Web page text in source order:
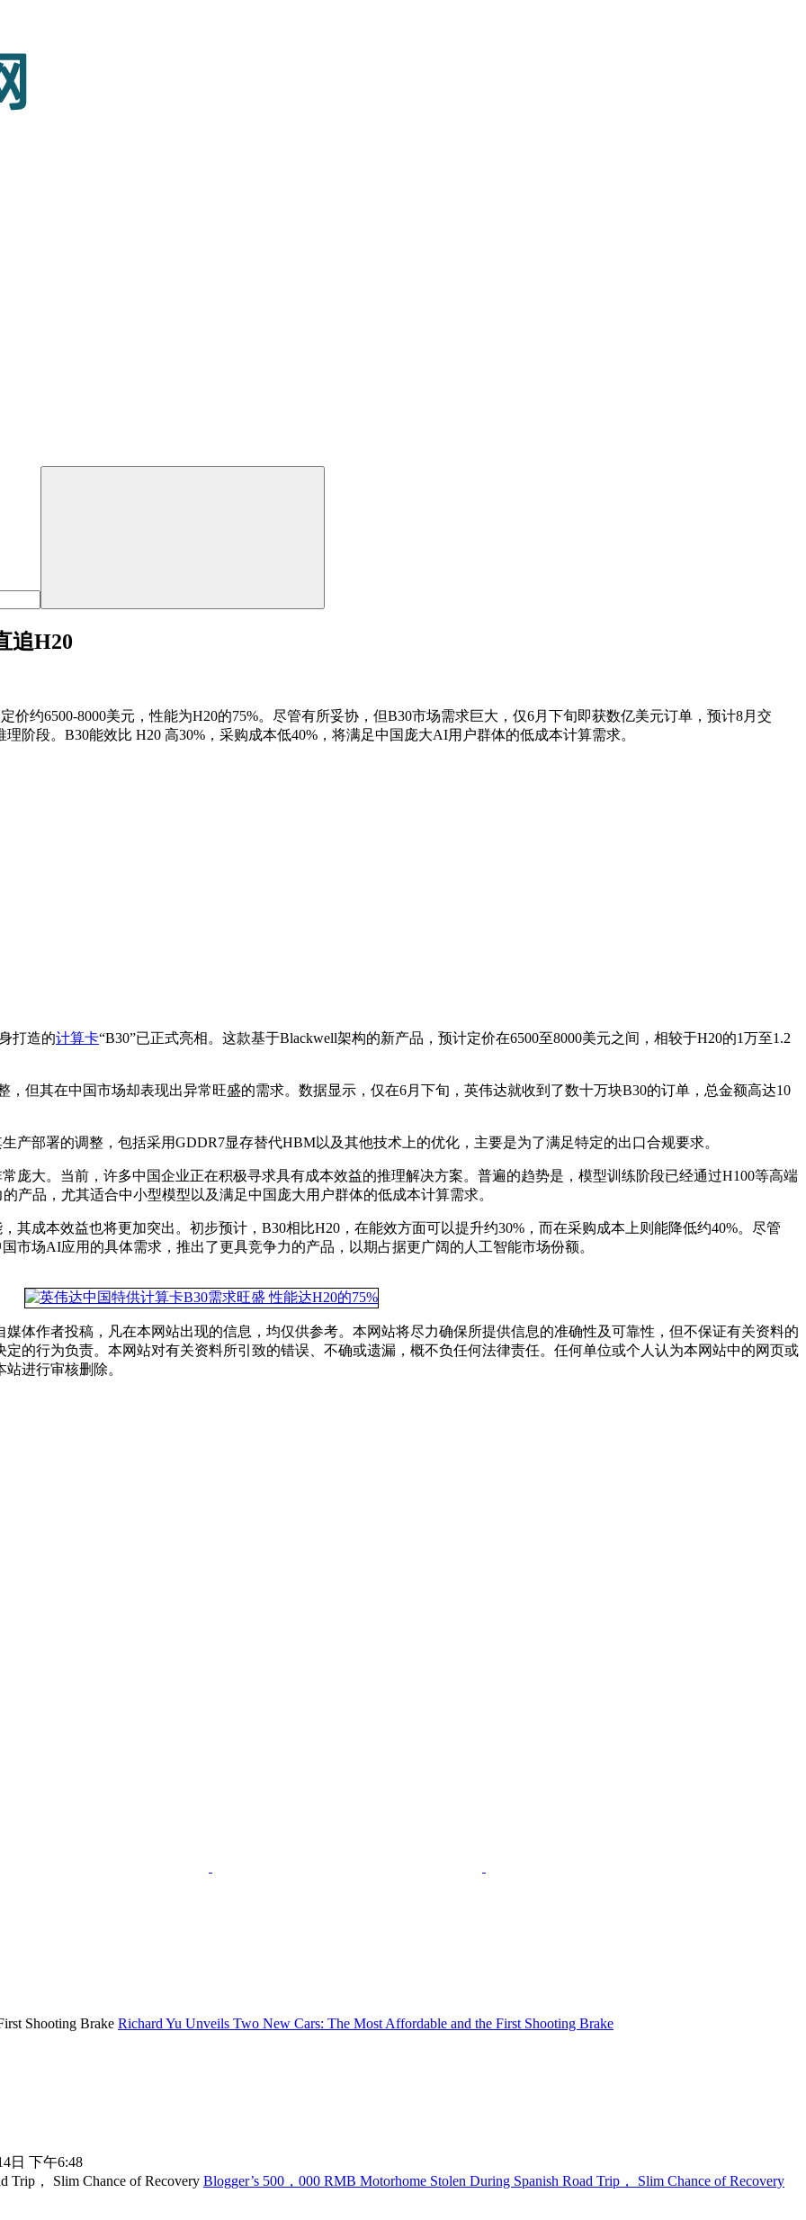
追H20
价约6500-8000美元，性能为H20的75%。尽管有所妥协，但B30市场需求巨大，仅6月下旬即获数亿美元订单，预计8月交
阶段。B30能效比 H20 高30%，采购成本低40%，将满足中国庞大AI用户群体的低成本计算需求。
打造的计算卡“B30”已正式亮相。这款基于Blackwell架构的新产品，预计定价在6500至8000美元之间，相较于H20的1万至1.2
，但其在中国市场却表现出异常旺盛的需求。数据显示，仅在6月下旬，英伟达就收到了数十万块B30的订单，总金额高达10
产部署的调整，包括采用GDDR7显存替代HBM以及其他技术上的优化，主要是为了满足特定的出口合规要求。
庞大。当前，许多中国企业正在积极寻求具有成本效益的推理解决方案。普遍的趋势是，模型训练阶段已经通过H100等高端
产品，尤其适合中小型模型以及满足中国庞大用户群体的低成本计算需求。
其成本效益也将更加突出。初步预计，B30相比H20，在能效方面可以提升约30%，而在采购成本上则能降低约40%。尽管
市场AI应用的具体需求，推出了更具竞争力的产品，以期占据更广阔的人工智能市场份额。
体作者投稿，凡在本网站出现的信息，均仅供参考。本网站将尽力确保所提供信息的准确性及可靠性，但不保证有关资料的
的行为负责。本网站对有关资料所引致的错误、不确或遗漏，概不负任何法律责任。任何单位或个人认为本网站中的网页或
进行审核删除。
Richard Yu Unveils Two New Cars: The Most Affordable and the First Shooting Brake
日 下午6:48
Blogger’s 500，000 RMB Motorhome Stolen During Spanish Road Trip， Slim Chance of Recovery